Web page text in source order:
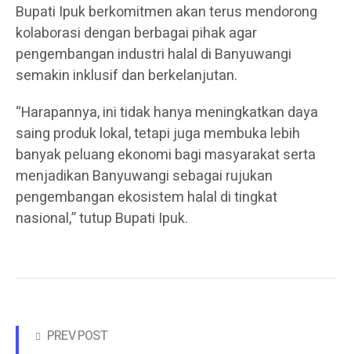
Bupati Ipuk berkomitmen akan terus mendorong
kolaborasi dengan berbagai pihak agar
pengembangan industri halal di Banyuwangi
semakin inklusif dan berkelanjutan.
“Harapannya, ini tidak hanya meningkatkan daya
saing produk lokal, tetapi juga membuka lebih
banyak peluang ekonomi bagi masyarakat serta
menjadikan Banyuwangi sebagai rujukan
pengembangan ekosistem halal di tingkat
nasional,” tutup Bupati Ipuk.
PREV POST